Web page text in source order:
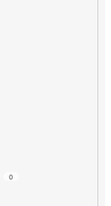
0